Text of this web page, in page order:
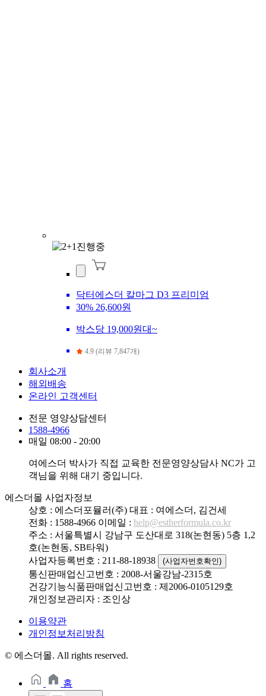
닥터에스더 칼마그 D3 프리미엄
30% 26,600원
박스당 19,000원대~
4.9 (리뷰 7,847개)
회사소개
해외배송
온라인 고객센터
전문 영양상담센터
1588-4966
매일 08:00 - 20:00
여에스더 박사가 직접 교육한 전문영양상담사 NC가 고
객님을 위해 대기 중입니다.
에스더몰 사업자정보
상호 : 에스더포뮬러(주) 대표 : 여에스더, 김건세
전화 : 1588-4966 이메일 : help@estherformula.co.kr
주소 : 서울특별시 강남구 도산대로 318(논현동) 5층 1,2
호(논현동, SB타워)
사업자등록번호 : 211-88-18938
(사업자번호확인)
통신판매업신고번호 : 2008-서울강남-2315호
건강기능식품판매업신고번호 : 제2006-0105129호
개인정보관리자 : 조인상
이용약관
개인정보처리방침
© 에스더몰. All rights reserved.
홈